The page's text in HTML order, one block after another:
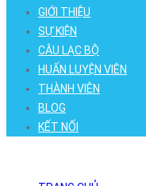
GIỚI THIỆU
SỰ KIỆN
CÂU LẠC BỘ
HUẤN LUYỆN VIÊN
THÀNH VIÊN
BLOG
KẾT NỐI